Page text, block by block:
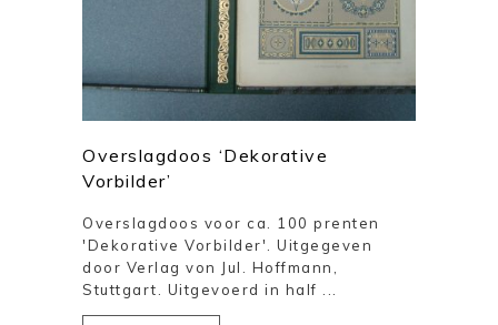
Overslagdoos ‘Dekorative
Vorbilder’
Overslagdoos voor ca. 100 prenten
'Dekorative Vorbilder'. Uitgegeven
door Verlag von Jul. Hoffmann,
Stuttgart. Uitgevoerd in half ...